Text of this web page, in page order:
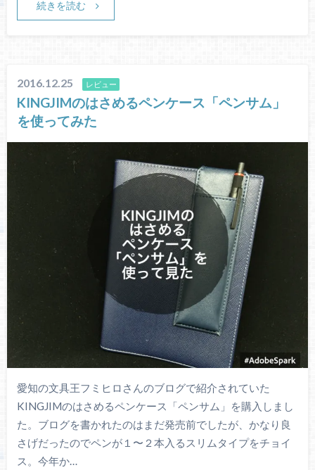
続きを読む
2016.12.25 レビュー
KINGJIMのはさめるペンケース「ペンサム」
を使ってみた
愛知の文具王フミヒロさんのブログで紹介されていた
KINGJIMのはさめるペンケース「ペンサム」を購入しまし
た。ブログを書かれたのはまだ発売前でしたが、かなり良
さげだったのでペンが１〜２本入るスリムタイプをチョイ
ス。今年か…